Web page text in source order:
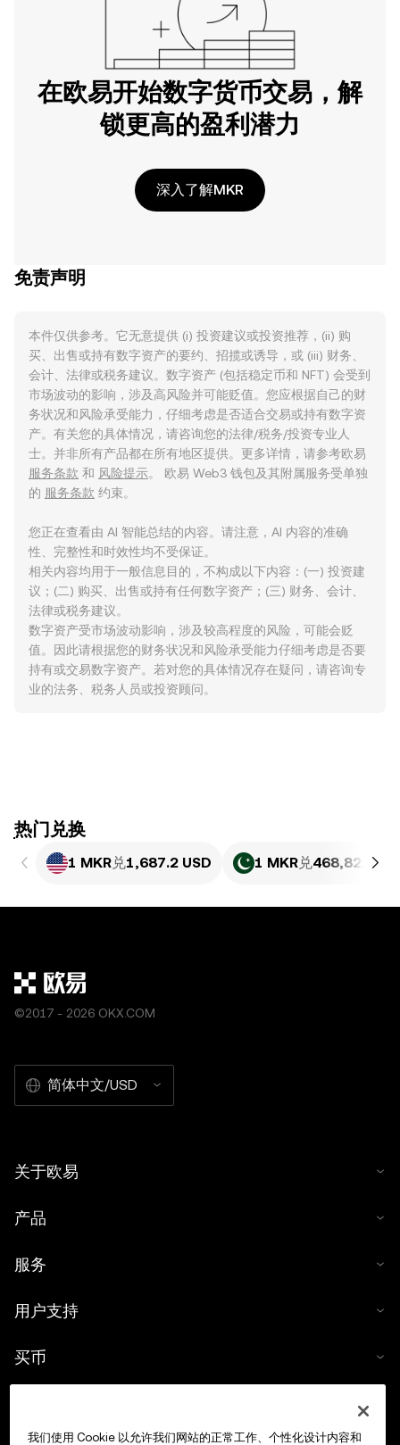
在欧易开始数字货币交易，解
锁更高的盈利潜力
深入了解MKR
免责声明
本件仅供参考。它无意提供 (i) 投资建议或投资推荐，(ii) 购
买、出售或持有数字资产的要约、招揽或诱导，或 (iii) 财务、
会计、法律或税务建议。数字资产 (包括稳定币和 NFT) 会受到
市场波动的影响，涉及高风险并可能贬值。您应根据自己的财
务状况和风险承受能力，仔细考虑是否适合交易或持有数字资
产。有关您的具体情况，请咨询您的法律/税务/投资专业人
士。并非所有产品都在所有地区提供。更多详情，请参考欧易
服务条款 和 风险提示。 欧易 Web3 钱包及其附属服务受单独
的 服务条款 约束。
您正在查看由 AI 智能总结的内容。请注意，AI 内容的准确
性、完整性和时效性均不受保证。
相关内容均用于一般信息目的，不构成以下内容：(一) 投资建
议；(二) 购买、出售或持有任何数字资产；(三) 财务、会计、
法律或税务建议。
数字资产受市场波动影响，涉及较高程度的风险，可能会贬
值。因此请根据您的财务状况和风险承受能力仔细考虑是否要
持有或交易数字资产。若对您的具体情况存在疑问，请咨询专
业的法务、税务人员或投资顾问。
ִִִִִִִִִִִִִִִִִִִִִִִִִִִִִִִִִִִִִִִִִִִִִִִִ热门兑换
1 MKR兑1,687.2 USD 1 MKR兑468,821.63
©2017 - 2026 OKX.COM
简体中文/USD
关于欧易
产品
服务
用户支持
买币
我们使用 Cookie 以允许我们网站的正常工作、个性化设计内容和